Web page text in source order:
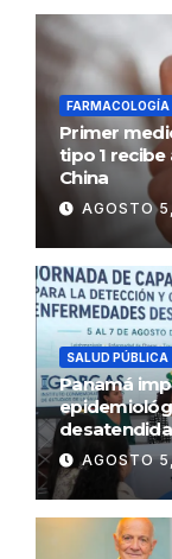
FARMACOLOGÍA
Primer
tipo 1
China
AGOSTO
SALUD PÚBLICA
Panamá
AGOSTO